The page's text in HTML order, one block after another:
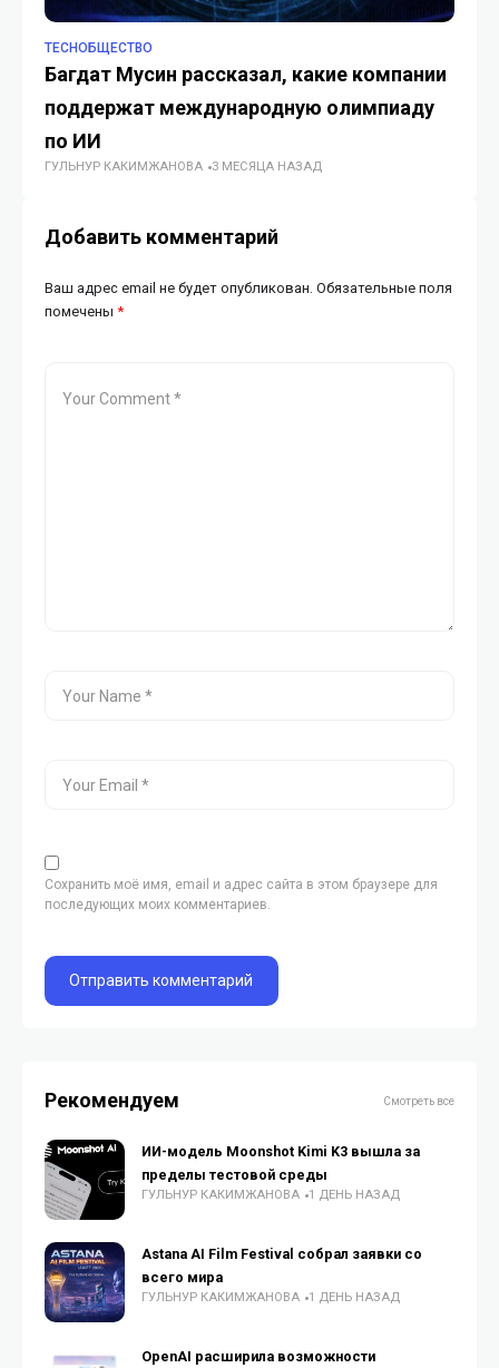
TECHОБЩЕСТВО
Багдат Мусин рассказал, какие компании
поддержат международную олимпиаду
по ИИ
ГУЛЬНУР КАКИМЖАНОВА 3 МЕСЯЦА НАЗАД
Добавить комментарий
Ваш адрес email не будет опубликован. Обязательные поля
помечены *
Сохранить моё имя, email и адрес сайта в этом браузере для
последующих моих комментариев.
Рекомендуем Смотреть все
ИИ-модель Moonshot Kimi K3 вышла за
пределы тестовой среды
ГУЛЬНУР КАКИМЖАНОВА 1 ДЕНЬ НАЗАД
Astana AI Film Festival собрал заявки со
всего мира
ГУЛЬНУР КАКИМЖАНОВА 1 ДЕНЬ НАЗАД
OpenAI расширила возможности